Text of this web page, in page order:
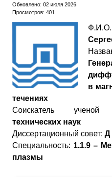
Обновлено: 02 июля 2026
Просмотров: 401
в
течениях
Cоискатель ученой
технических наук
Диссертационный совет: Д
Специальность: 1.1.9 –
плазмы